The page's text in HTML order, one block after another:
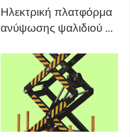
Ηλεκτρική πλατφόρμα
ανύψωσης ψαλιδιού 5